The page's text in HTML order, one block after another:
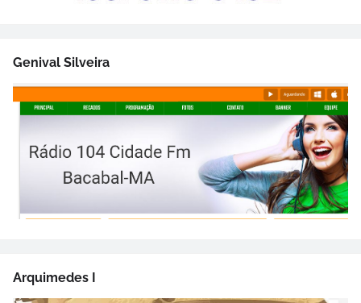
Genival Silveira
Arquimedes I